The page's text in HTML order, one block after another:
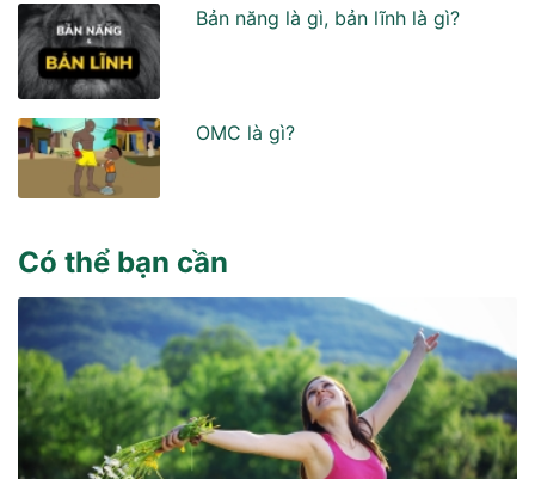
Bản năng là gì, bản lĩnh là gì?
OMC là gì?
Có thể bạn cần